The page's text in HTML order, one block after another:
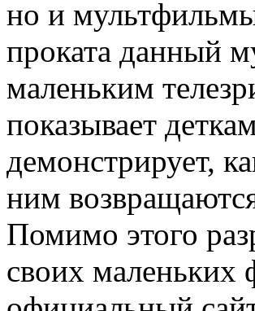
но и
проката данный
маленьким
показывает
демонстрирует,
ним
Помимо этого
своих маленьких